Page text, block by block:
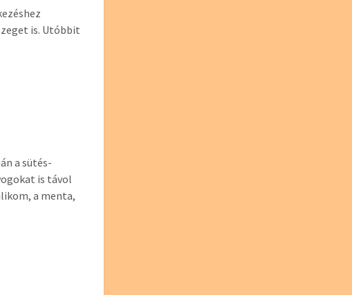
is. Utóbbit
a sütés-
is távol
a menta,